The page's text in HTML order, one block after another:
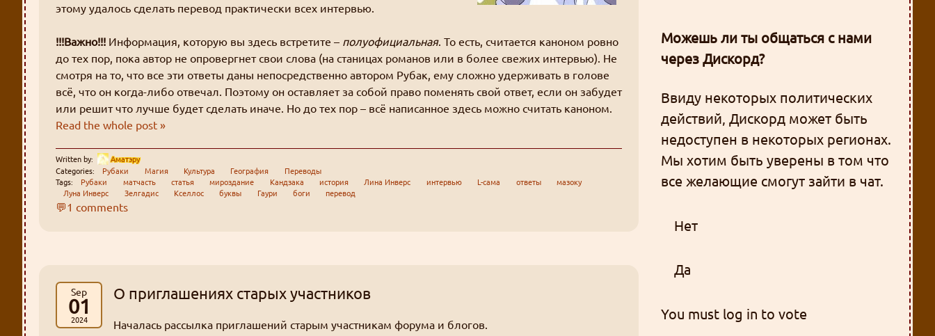
этому удалось сделать перевод практически всех интервью.
!!!Важно!!! Информация, которую вы здесь встретите – полуофициальная. То есть, считается каноном ровно
до тех пор, пока автор не опровергнет свои слова (на станицах романов или в более свежих интервью). Не
смотря на то, что все эти ответы даны непосредственно автором Рубак, ему сложно удерживать в голове
всё, что он когда-либо отвечал. Поэтому он оставляет за собой право поменять свой ответ, если он забудет
или решит что лучше будет сделать иначе. Но до тех пор – всё написанное здесь можно считать каноном.
Read the whole post »
Written by:
Аматэру
Categories:
Рубаки Магия Культура География
Переводы
Tags:
Рубаки матчасть статья мироздание Кандзака история Лина Инверс интервью L-сама ответы
мазоку
Луна Инверс
Зелгадис Кселлос буквы Гаури боги перевод
💬1 comments
Sep
01
2024
О приглашениях старых участников
Началась рассылка приглашений старым участникам форума и блогов.
Можешь ли ты общаться с нами
через Дискорд?
Ввиду некоторых политических
действий, Дискорд может быть
недоступен в некоторых регионах.
Мы хотим быть уверены в том что
все желающие смогут зайти в чат.
Нет
Да
You must log in to vote